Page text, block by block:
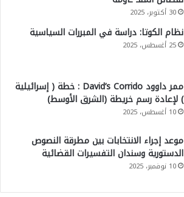
30 أكتوبر، 2025
نظام الكوتا: دراسة في المبررات السياسية
25 أغسطس، 2025
ممر داوود David’s Corrido : خطة ( إسرائيلية
) لإعادة رسم خريطة (الشرق الأوسط)
10 أغسطس، 2025
موعد إجراء الانتخابات بين مطرقة النصوص
الدستورية وسندان التفسيرات القضائية
10 نوفمبر، 2025